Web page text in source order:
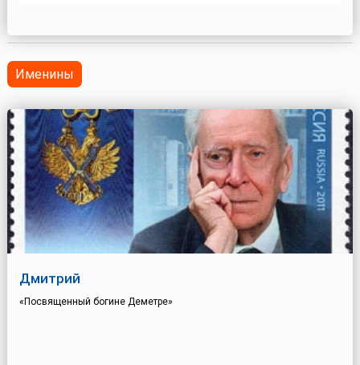
приготовле...
Именины
Дмитрий
«Посвященный богине Деметре»